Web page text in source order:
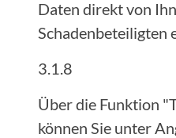
Daten direkt von
Schadenbeteiligten
3.1.8
Über die Funktion
können Sie unter